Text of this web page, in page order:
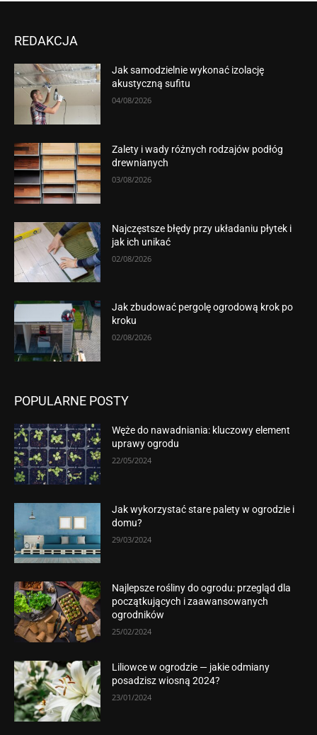
REDAKCJA
Jak samodzielnie wykonać izolację
akustyczną sufitu
04/08/2026
Zalety i wady różnych rodzajów podłóg
drewnianych
03/08/2026
Najczęstsze błędy przy układaniu płytek i
jak ich unikać
02/08/2026
Jak zbudować pergolę ogrodową krok po
kroku
02/08/2026
POPULARNE POSTY
Węże do nawadniania: kluczowy element
uprawy ogrodu
22/05/2024
Jak wykorzystać stare palety w ogrodzie i
domu?
29/03/2024
Najlepsze rośliny do ogrodu: przegląd dla
początkujących i zaawansowanych
ogrodników
25/02/2024
Liliowce w ogrodzie — jakie odmiany
posadzisz wiosną 2024?
23/01/2024